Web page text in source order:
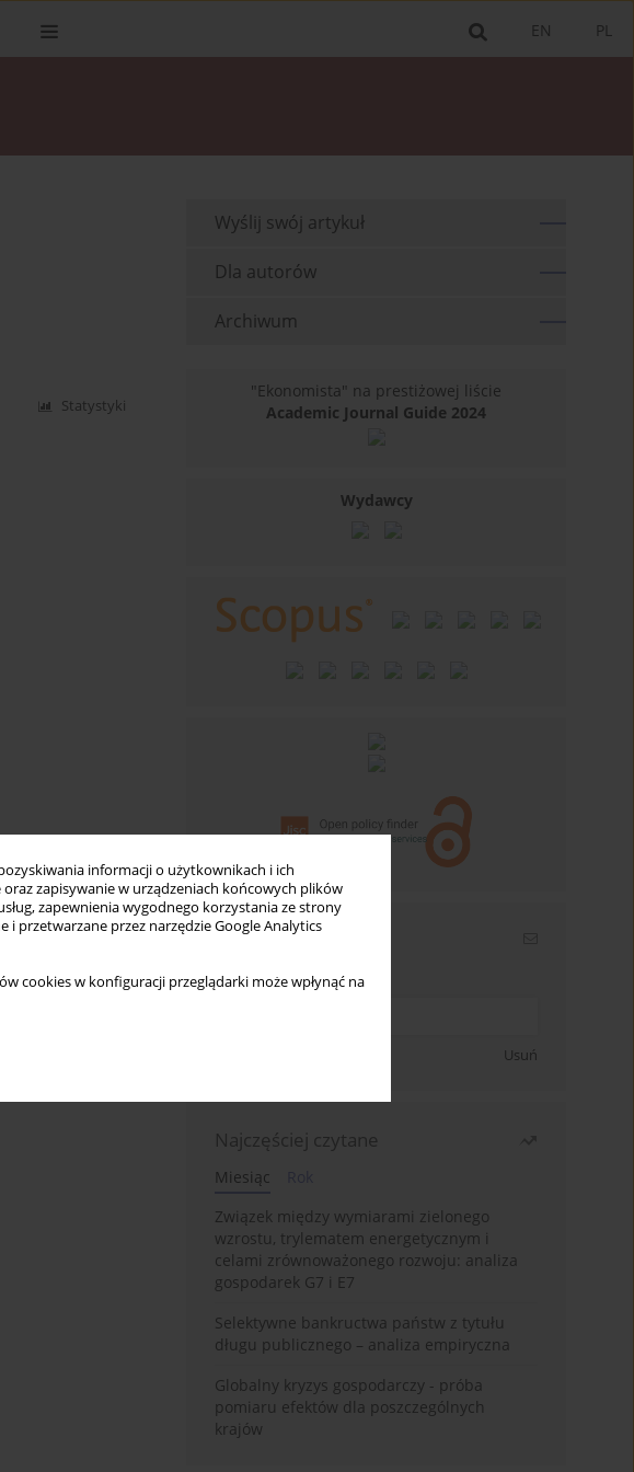
informacji o użytkownikach i ich
zapisywanie w urządzeniach końcowych plików
zapewnienia wygodnego korzystania ze strony
i przetwarzane przez narzędzie Google Analytics
cookies w konfiguracji przeglądarki może wpłynąć na
PL
EN
Statystyki
Wyślij swój artykuł
Dla autorów
Archiwum
"Ekonomista" na prestiżowej liście
Academic Journal Guide 2024
Wydawcy
Newsletter
Wpisz swój adres email
Usuń
Najczęściej czytane
Miesiąc
Związek między wymiarami zielonego
wzrostu, trylematem energetycznym i
celami zrównoważonego rozwoju: analiza
gospodarek G7 i E7
Selektywne bankructwa państw z tytułu
długu publicznego – analiza empiryczna
Globalny kryzys gospodarczy - próba
pomiaru efektów dla poszczególnych
krajów